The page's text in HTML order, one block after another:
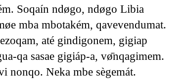
Soqaín ndøgo, ndøgo Libia
mba mbotakém, qavevendumat.
até gindigonem, gigiap
qa sasae gigiáp-a, vø̄nqagimem.
nonqo. Neka mbe sègemát.